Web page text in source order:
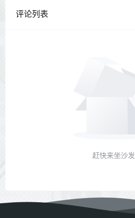
评论列表
赶快来坐沙发